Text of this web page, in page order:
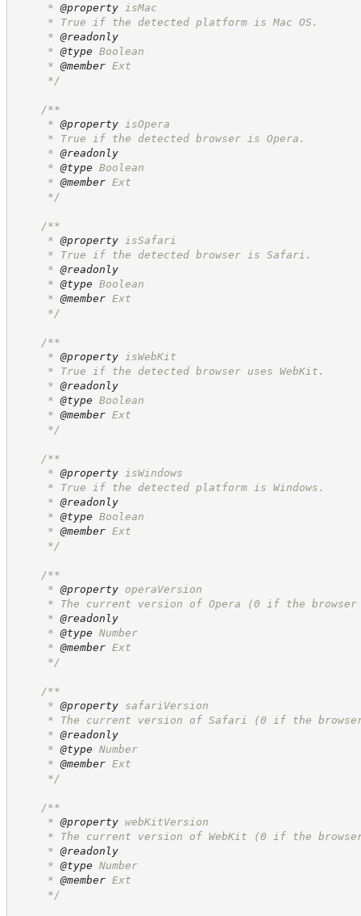
* @property isMac
* True if the detected platform is Mac OS.
* @readonly
* @type Boolean
* @member Ext
*/
/**
* @property isOpera
* True if the detected browser is Opera.
* @readonly
* @type Boolean
* @member Ext
*/
/**
* @property isSafari
* True if the detected browser is Safari.
* @readonly
* @type Boolean
* @member Ext
*/
/**
* @property isWebKit
* True if the detected browser uses WebKit.
* @readonly
* @type Boolean
* @member Ext
*/
/**
* @property isWindows
* True if the detected platform is Windows.
* @readonly
* @type Boolean
* @member Ext
*/
/**
* @property operaVersion
* The current version of Opera (0 if the browser
* @readonly
* @type Number
* @member Ext
*/
/**
* @property safariVersion
* The current version of Safari (0 if the
* @readonly
* @type Number
* @member Ext
*/
/**
* @property webKitVersion
* The current version of WebKit (0 if the browser
* @readonly
* @type Number
* @member Ext
*/